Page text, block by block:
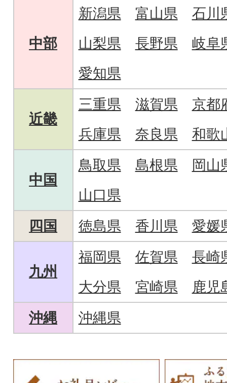
中部
新潟県 富山県
石川
山梨県
長野県
岐阜
愛知県
近畿
三重県 滋賀県
京都
兵庫県
奈良県 和歌
中国
鳥取県 島根県
岡山
山口県
四国
徳島県 香川県 愛媛
九州
福岡県 佐賀県
長崎
大分県
宮崎県
鹿児
沖縄
沖縄県